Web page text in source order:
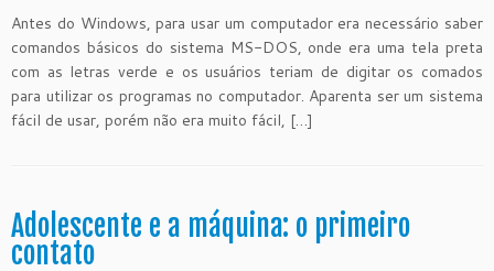
Antes do Windows, para usar um computador era necessário saber
comandos básicos do sistema MS-DOS, onde era uma tela preta
com as letras verde e os usuários teriam de digitar os comados
para utilizar os programas no computador. Aparenta ser um sistema
fácil de usar, porém não era muito fácil, […]
Adolescente e a máquina: o primeiro
contato